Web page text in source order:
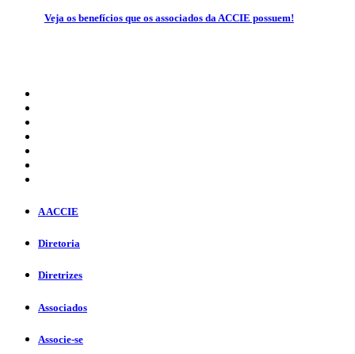
Veja os benefícios que os associados da ACCIE possuem!
A ACCIE
Diretoria
Diretrizes
Associados
Associe-se